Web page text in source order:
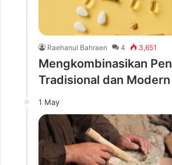
Raehanul Bahraen 4 3,651
Mengkombinasikan
Tradisional dan Modern
1 May